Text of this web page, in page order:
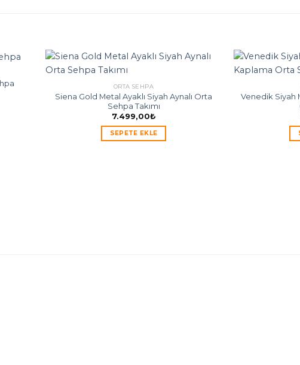
ORTA SEHPA
Siena Gold Metal Ayaklı Siyah Aynalı Orta
Sehpa Takımı
7.499,00₺
SEPETE EKLE
Venedik Siyah